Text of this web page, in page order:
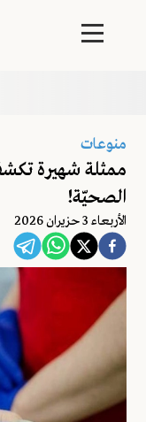
منوعات
ممثلة شهيرة
الصحيّة!
اﻷربعاء 3 حزيران 2026